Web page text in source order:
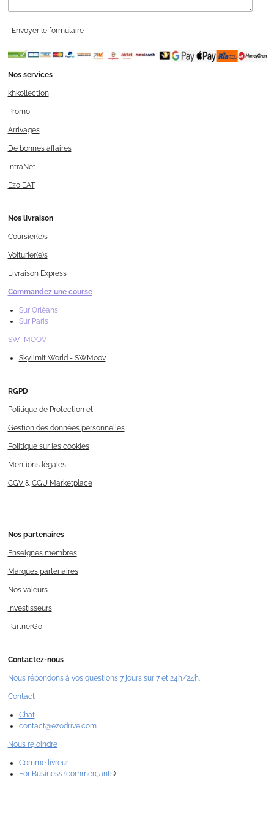
Envoyer le formulaire
Nos services
khkollection
Promo
Arrivages
De bonnes affaires
IntraNet
Ezo EAT
Nos livraison
Coursier(e)s
Voiturier(e)s
Livraison Express
Commandez une course
Sur Orléans
Sur Paris
SW MOOV
Skylimit World - SWMoov
RGPD
Politique de Protection et
Gestion des données personnelles
Politique sur les cookies
Mentions légales
CGV & CGU Marketplace
Nos partenaires
Enseignes membres
Marques partenaires
Nos valeurs
Investisseurs
PartnerGo
Contactez-nous
Nous répondons à vos questions 7 jours sur 7 et 24h/24h.
Contact
Chat
contact@ezodrive.com
Nous rejoindre
Comme livreur
For Business (commerçants)